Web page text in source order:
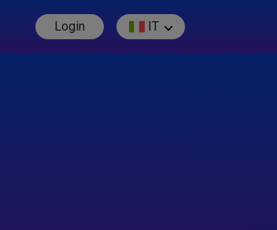
Login IT